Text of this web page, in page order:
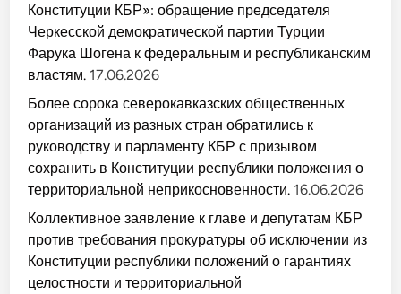
Конституции КБР»: обращение председателя
Черкесской демократической партии Турции
Фарука Шогена к федеральным и республиканским
властям. 17.06.2026
Более сорока северокавказских общественных
организаций из разных стран обратились к
руководству и парламенту КБР с призывом
сохранить в Конституции республики положения о
территориальной неприкосновенности. 16.06.2026
Коллективное заявление к главе и депутатам КБР
против требования прокуратуры об исключении из
Конституции республики положений о гарантиях
целостности и территориальной